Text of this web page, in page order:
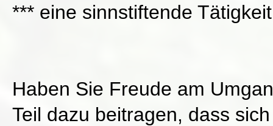
*** eine sinnstiftende
Haben Sie Freude am
Teil dazu beitragen, dass